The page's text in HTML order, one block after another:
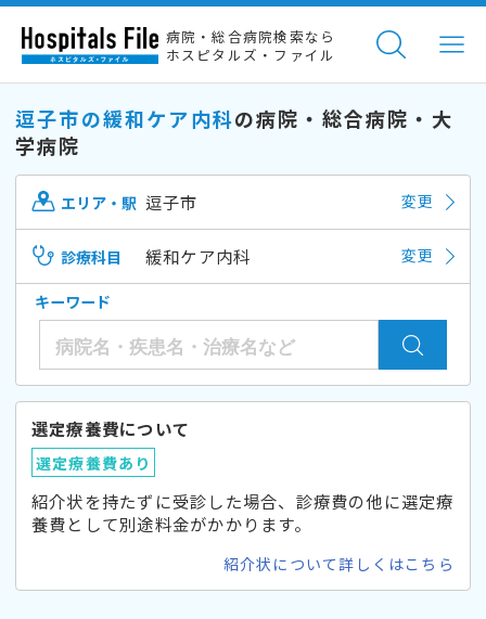
病院・総合病院検索なら
ホスピタルズ・ファイル
逗子市の緩和ケア内科の病院・総合病院・大
学病院
エリア・駅 逗子市 変更
診療科目 緩和ケア内科 変更
キーワード
選定療養費について
選定療養費あり
紹介状を持たずに受診した場合、診療費の他に選定療
養費として別途料金がかかります。
紹介状について詳しくはこちら